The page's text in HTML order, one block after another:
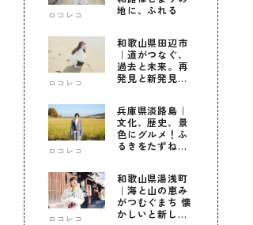
ロコレコ
地に、ふれる
ロコレコ
和歌山県田辺市
｜道がつなぐ、
過去と未来。再
発見と新発見の
ロコレコ
兵庫県淡路島｜
文化、歴史、景
色にグルメ！ふ
るきをたずねて
ロコレコ
和歌山県湯浅町
｜海と山の恵み
がつむぐまち 懐
かしいと新しい